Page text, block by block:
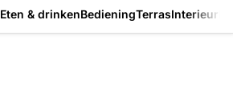
Eten & drinkenBedieningTerrasInterieur